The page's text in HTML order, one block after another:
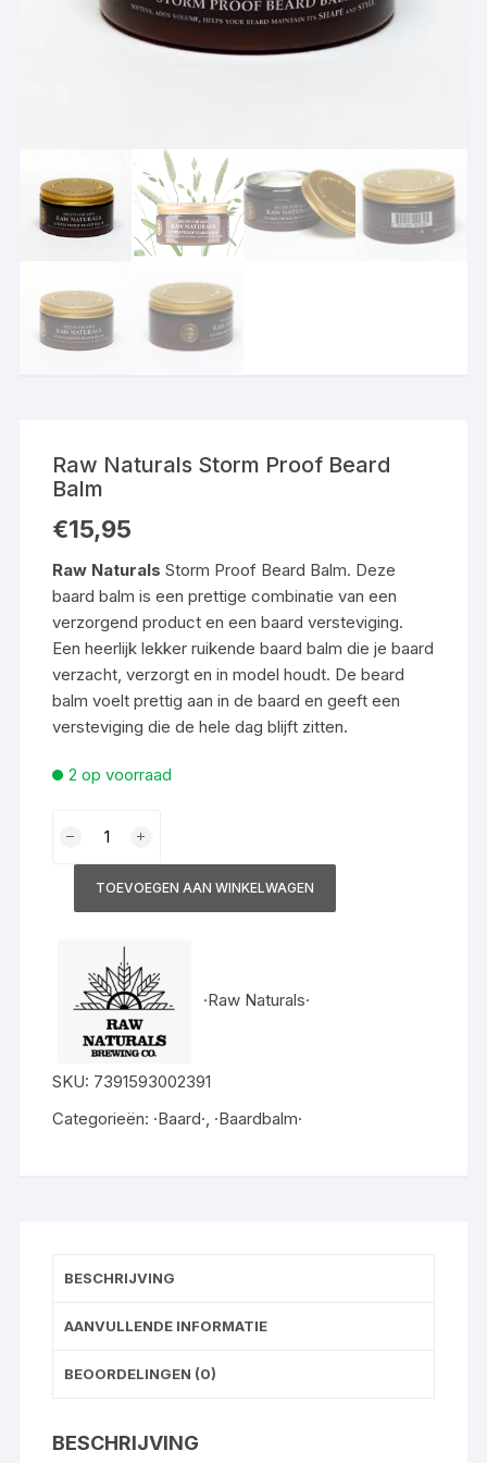
Raw Naturals Storm Proof Beard
Balm
€15,95
Raw Naturals Storm Proof Beard Balm. Deze
baard balm is een prettige combinatie van een
verzorgend product en een baard versteviging.
Een heerlijk lekker ruikende baard balm die je baard
verzacht, verzorgt en in model houdt. De beard
balm voelt prettig aan in de baard en geeft een
versteviging die de hele dag blijft zitten.
2 op voorraad
Naturals
Storm
aantal
TOEVOEGEN AAN WINKELWAGEN
·Raw Naturals·
SKU: 7391593002391
Categorieën: ·Baard· ·Baardbalm·
BESCHRIJVING
AANVULLENDE INFORMATIE
BEOORDELINGEN (0)
BESCHRIJVING